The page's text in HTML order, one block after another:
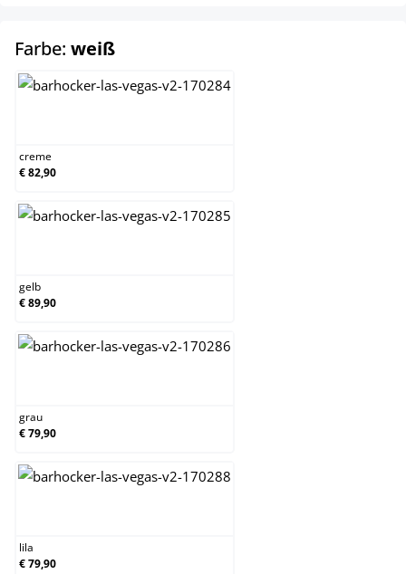
Farbe: weißauswählen
creme
€ 82,90
gelb
€ 89,90
grau
€ 79,90
lila
€ 79,90